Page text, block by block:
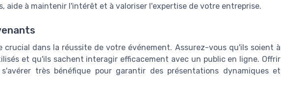
aide à maintenir l'intérêt et à valoriser l'expertise de votre entreprise.
dans la réussite de votre événement. Assurez-vous qu'ils soient à
et qu'ils sachent interagir efficacement avec un public en ligne. Offrir
très bénéfique pour garantir des présentations dynamiques et